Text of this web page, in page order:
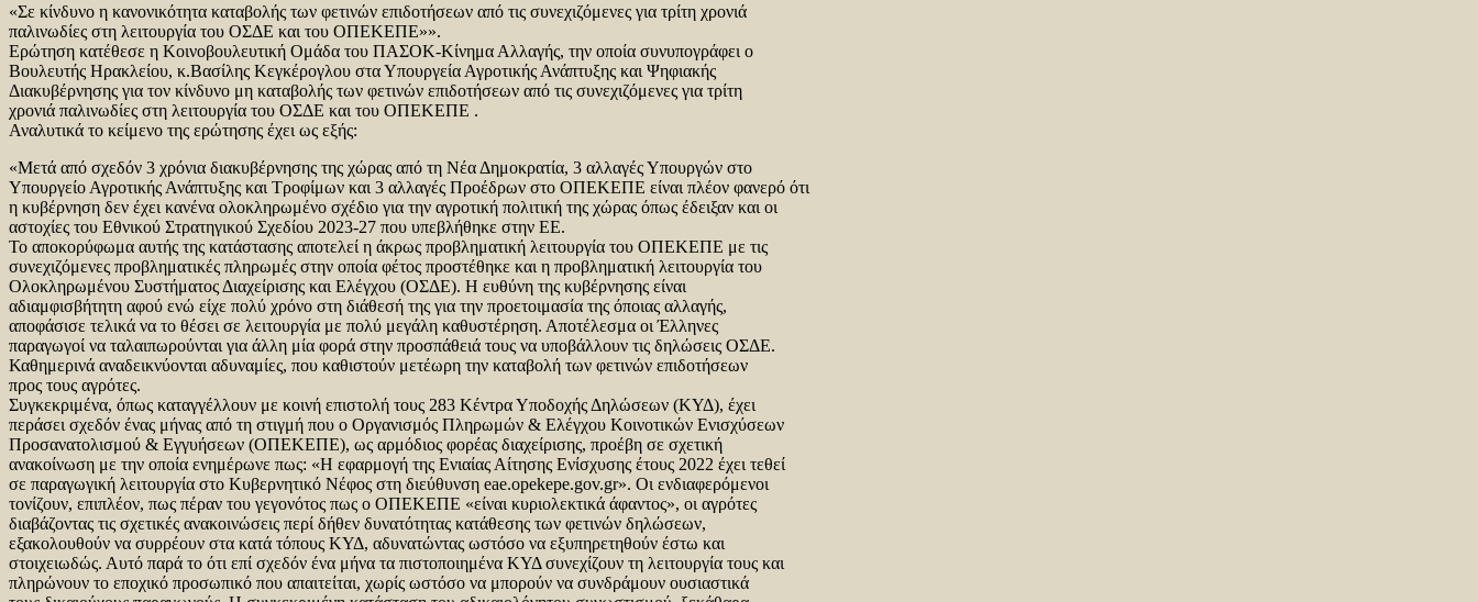
«Σε κίνδυνο η κανονικότητα καταβολής των φετινών επιδοτήσεων από τις συνεχιζόμενες για τρίτη χρονιά
παλινωδίες στη λειτουργία του ΟΣΔΕ και του ΟΠΕΚΕΠΕ»».
Ερώτηση κατέθεσε η Κοινοβουλευτική Ομάδα του ΠΑΣΟΚ-Κίνημα Αλλαγής, την οποία συνυπογράφει ο
Βουλευτής Ηρακλείου, κ.Βασίλης Κεγκέρογλου στα Υπουργεία Αγροτικής Ανάπτυξης και Ψηφιακής
Διακυβέρνησης για τον κίνδυνο μη καταβολής των φετινών επιδοτήσεων από τις συνεχιζόμενες για τρίτη
χρονιά παλινωδίες στη λειτουργία του ΟΣΔΕ και του ΟΠΕΚΕΠΕ .
Αναλυτικά το κείμενο της ερώτησης έχει ως εξής:
«Μετά από σχεδόν 3 χρόνια διακυβέρνησης της χώρας από τη Νέα Δημοκρατία, 3 αλλαγές Υπουργών στο
Υπουργείο Αγροτικής Ανάπτυξης και Τροφίμων και 3 αλλαγές Προέδρων στο ΟΠΕΚΕΠΕ είναι πλέον φανερό ότι
η κυβέρνηση δεν έχει κανένα ολοκληρωμένο σχέδιο για την αγροτική πολιτική της χώρας όπως έδειξαν και οι
αστοχίες του Εθνικού Στρατηγικού Σχεδίου 2023-27 που υπεβλήθηκε στην ΕΕ.
Το αποκορύφωμα αυτής της κατάστασης αποτελεί η άκρως προβληματική λειτουργία του ΟΠΕΚΕΠΕ με τις
συνεχιζόμενες προβληματικές πληρωμές στην οποία φέτος προστέθηκε και η προβληματική λειτουργία του
Ολοκληρωμένου Συστήματος Διαχείρισης και Ελέγχου (ΟΣΔΕ). Η ευθύνη της κυβέρνησης είναι
αδιαμφισβήτητη αφού ενώ είχε πολύ χρόνο στη διάθεσή της για την προετοιμασία της όποιας αλλαγής,
αποφάσισε τελικά να το θέσει σε λειτουργία με πολύ μεγάλη καθυστέρηση. Αποτέλεσμα οι Έλληνες
παραγωγοί να ταλαιπωρούνται για άλλη μία φορά στην προσπάθειά τους να υποβάλλουν τις δηλώσεις ΟΣΔΕ.
Καθημερινά αναδεικνύονται αδυναμίες, που καθιστούν μετέωρη την καταβολή των φετινών επιδοτήσεων
προς τους αγρότες.
Συγκεκριμένα, όπως καταγγέλλουν με κοινή επιστολή τους 283 Κέντρα Υποδοχής Δηλώσεων (ΚΥΔ), έχει
περάσει σχεδόν ένας μήνας από τη στιγμή που ο Οργανισμός Πληρωμών & Ελέγχου Κοινοτικών Ενισχύσεων
Προσανατολισμού & Εγγυήσεων (ΟΠΕΚΕΠΕ), ως αρμόδιος φορέας διαχείρισης, προέβη σε σχετική
ανακοίνωση με την οποία ενημέρωνε πως: «Η εφαρμογή της Ενιαίας Αίτησης Ενίσχυσης έτους 2022 έχει τεθεί
σε παραγωγική λειτουργία στο Κυβερνητικό Νέφος στη διεύθυνση eae.opekepe.gov.gr». Οι ενδιαφερόμενοι
τονίζουν, επιπλέον, πως πέραν του γεγονότος πως ο ΟΠΕΚΕΠΕ «είναι κυριολεκτικά άφαντος», οι αγρότες
διαβάζοντας τις σχετικές ανακοινώσεις περί δήθεν δυνατότητας κατάθεσης των φετινών δηλώσεων,
εξακολουθούν να συρρέουν στα κατά τόπους ΚΥΔ, αδυνατώντας ωστόσο να εξυπηρετηθούν έστω και
στοιχειωδώς. Αυτό παρά το ότι επί σχεδόν ένα μήνα τα πιστοποιημένα ΚΥΔ συνεχίζουν τη λειτουργία τους και
πληρώνουν το εποχικό προσωπικό που απαιτείται, χωρίς ωστόσο να μπορούν να συνδράμουν ουσιαστικά